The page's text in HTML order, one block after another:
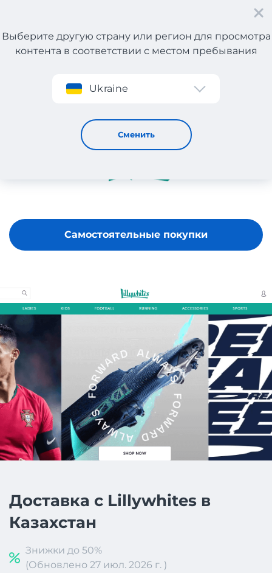
Регистрация
Выберите другую страну или регион для просмотра
контента в соответствии с местом пребывания
Ukraine
Сменить
Lillywhites
Самостоятельные покупки
Доставка с Lillywhites в
Казахстан
Знижки до 50%
(Обновлено 27 июл. 2026 г. )